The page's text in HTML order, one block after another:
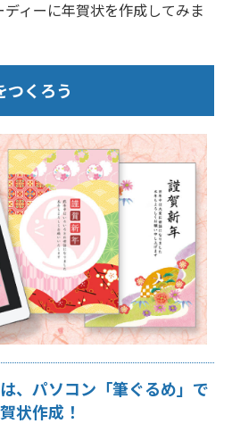
ィーに年賀状を作成してみま
つくろう
、パソコン「筆ぐるめ」で
状作成！